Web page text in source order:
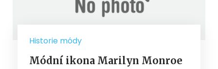
Historie módy
Módní ikona Marilyn Monroe